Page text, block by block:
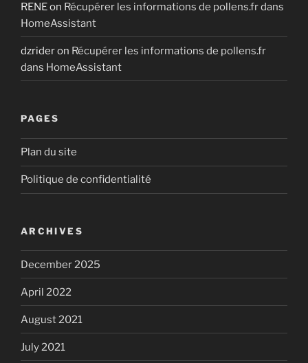
RENEon Récupérer les informations de pollens.fr dans
HomeAssistant
dzrideron Récupérer les informations de pollens.fr
dans HomeAssistant
PAGES
Plan du site
Politique de confidentialité
ARCHIVES
December 2025
April 2022
August 2021
July 2021